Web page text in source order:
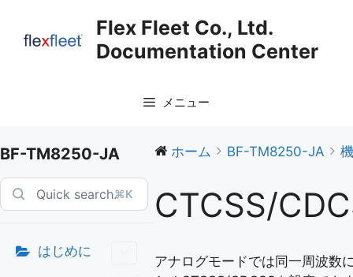
キ
プ
Flex Fleet Co., Ltd.
Documentation Center
メニュー
BF-TM8250-JA
⌘K
はじめに
ホーム BF-TM8250-JA
CTCSS/
アナログモードでは同一周波数